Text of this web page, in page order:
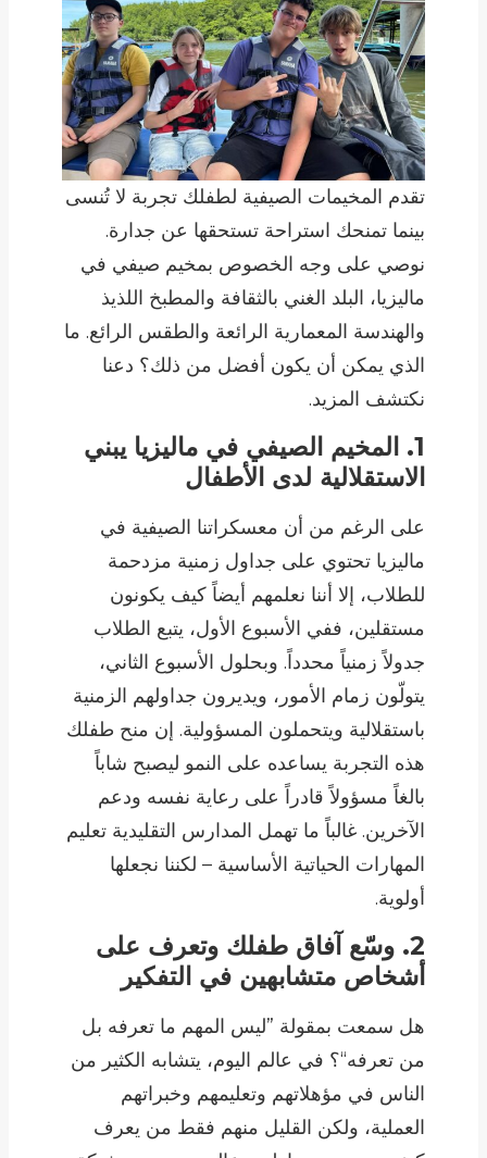
تقدم المخيمات الصيفية لطفلك تجربة لا تُنسى
بينما تمنحك استراحة تستحقها عن جدارة.
نوصي على وجه الخصوص بمخيم صيفي في
ماليزيا، البلد الغني بالثقافة والمطبخ اللذيذ
والهندسة المعمارية الرائعة والطقس الرائع. ما
الذي يمكن أن يكون أفضل من ذلك؟ دعنا
نكتشف المزيد.
1. المخيم الصيفي في ماليزيا يبني
الاستقلالية لدى الأطفال
على الرغم من أن معسكراتنا الصيفية في
ماليزيا تحتوي على جداول زمنية مزدحمة
للطلاب، إلا أننا نعلمهم أيضاً كيف يكونون
مستقلين، ففي الأسبوع الأول، يتبع الطلاب
جدولاً زمنياً محدداً. وبحلول الأسبوع الثاني،
يتولّون زمام الأمور، ويديرون جداولهم الزمنية
باستقلالية ويتحملون المسؤولية. إن منح طفلك
هذه التجربة يساعده على النمو ليصبح شاباً
بالغاً مسؤولاً قادراً على رعاية نفسه ودعم
الآخرين. غالباً ما تهمل المدارس التقليدية تعليم
المهارات الحياتية الأساسية – لكننا نجعلها
أولوية.
2. وسّع آفاق طفلك وتعرف على
أشخاص متشابهين في التفكير
هل سمعت بمقولة ”ليس المهم ما تعرفه بل
من تعرفه“؟ في عالم اليوم، يتشابه الكثير من
الناس في مؤهلاتهم وتعليمهم وخبراتهم
العملية، ولكن القليل منهم فقط من يعرف